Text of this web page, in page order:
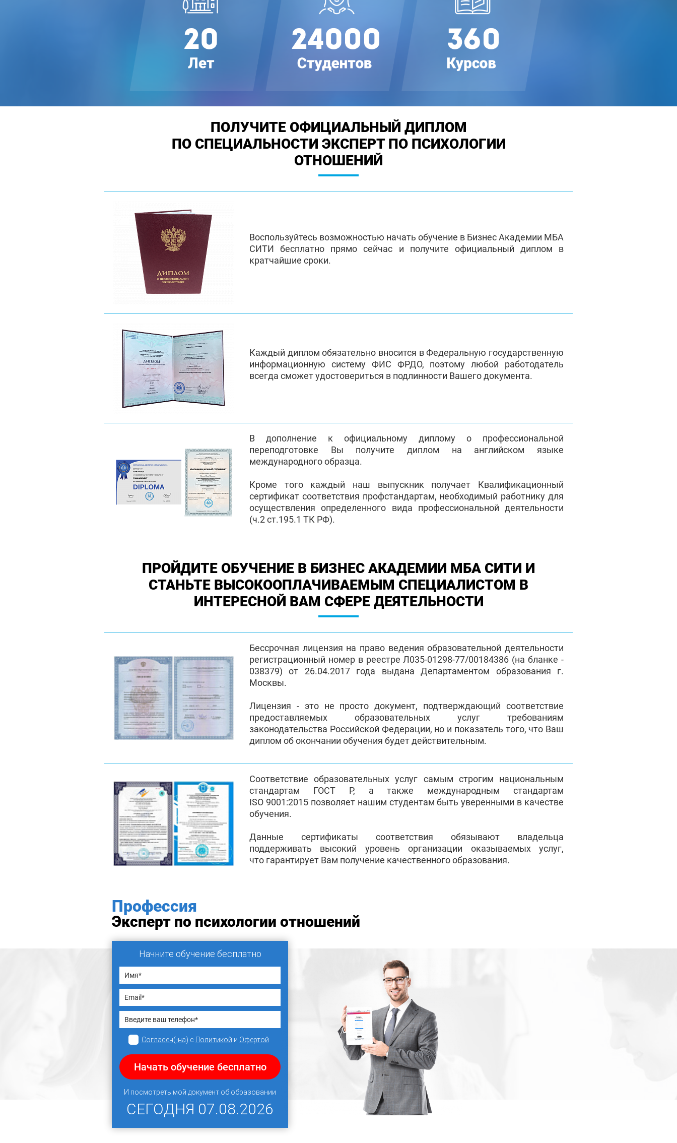
ПОЛУЧИТЕ ОФИЦИАЛЬНЫЙ ДИПЛОМ
ПО СПЕЦИАЛЬНОСТИ ЭКСПЕРТ ПО ПСИХОЛОГИИ
ОТНОШЕНИЙ
Воспользуйтесь возможностью начать обучение в Бизнес Академии МБА
СИТИ бесплатно прямо сейчас и получите официальный диплом в
кратчайшие сроки.
Каждый диплом обязательно вносится в Федеральную государственную
информационную систему ФИС ФРДО, поэтому любой работодатель
всегда сможет удостовериться в подлинности Вашего документа.
В дополнение к официальному диплому о профессиональной
переподготовке Вы получите диплом на английском языке
международного образца.
Кроме того каждый наш выпускник получает Квалификационный
сертификат соответствия профстандартам, необходимый работнику для
осуществления определенного вида профессиональной деятельности
(ч.2 ст.195.1 ТК РФ).
ПРОЙДИТЕ ОБУЧЕНИЕ В БИЗНЕС АКАДЕМИИ МБА СИТИ И
СТАНЬТЕ ВЫСОКООПЛАЧИВАЕМЫМ СПЕЦИАЛИСТОМ В
ИНТЕРЕСНОЙ ВАМ СФЕРЕ ДЕЯТЕЛЬНОСТИ
Бессрочная лицензия на право ведения образовательной деятельности
регистрационный номер в реестре Л035-01298-77/00184386 (на бланке -
038379) от 26.04.2017 года выдана Департаментом образования г.
Москвы.
Лицензия - это не просто документ, подтверждающий соответствие
предоставляемых образовательных услуг требованиям
законодательства Российской Федерации, но и показатель того, что Ваш
диплом об окончании обучения будет действительным.
Соответствие образовательных услуг самым строгим национальным
стандартам ГОСТ Р, а также международным стандартам
ISO 9001:2015 позволяет нашим студентам быть уверенными в качестве
обучения.
Данные сертификаты соответствия обязывают владельца
поддерживать высокий уровень организации оказываемых услуг,
что гарантирует Вам получение качественного образования.
Профессия
Эксперт по психологии отношений
Начните обучение бесплатно
Согласен(-на) с Политикой и Офертой
Начать обучение бесплатно
И посмотреть мой документ об образовании
СЕГОДНЯ 07.08.2026